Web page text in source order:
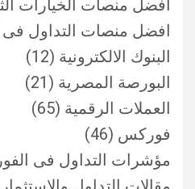
أفضل منصات الخيارات
افضل منصات التداول
البنوك الالكترونية (12)
البورصة المصرية (21)
العملات الرقمية (65)
فوركس (46)
مؤشرات التداول فى